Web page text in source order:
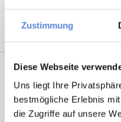
Zustimmung
Diese Webseite
Uns liegt Ihre
bestmögliche Erlebnis
die Zugriffe auf unsere